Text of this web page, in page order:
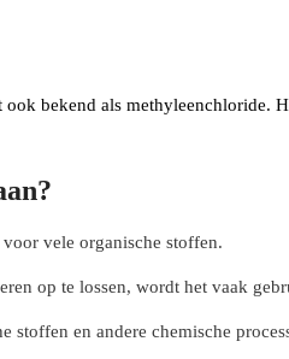
bekend als
vele organische stoffen.
op te lossen, wordt het vaak
en andere chemische